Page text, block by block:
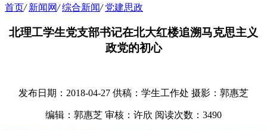
首页/ 新闻网/ 综合新闻/ 党建思政
北理工学生党支部书记在北大红楼追溯马克思主义
政党的初心
发布日期：2018-04-27 供稿：学生工作处 摄影：郭惠芝
编辑：郭惠芝 审核：许欣 阅读次数： 3490